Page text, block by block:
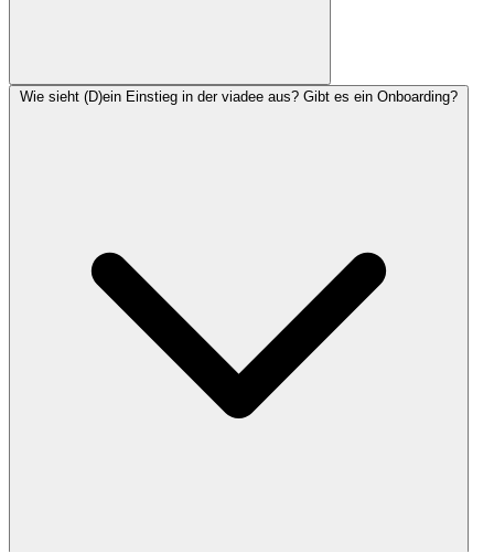
Wie sieht (D)ein Einstieg in der viadee aus? Gibt es ein Onboarding?